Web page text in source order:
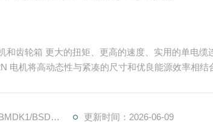
电机将高动态性与紧凑的尺寸和优良能源效率相结
BSDH0
更新时间：2026-06-09